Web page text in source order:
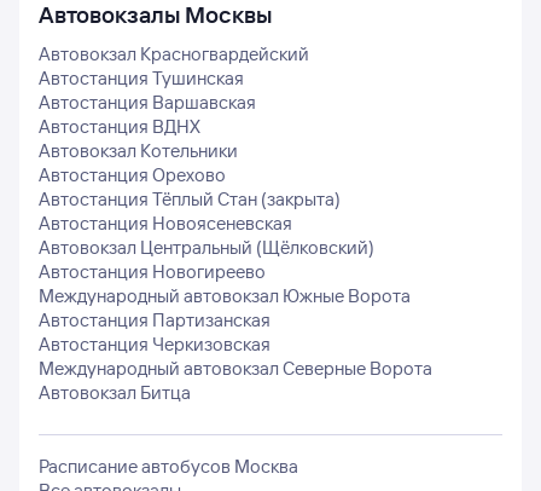
Автовокзалы Москвы
Автовокзал Красногвардейский
Автостанция Тушинская
Автостанция Варшавская
Автостанция ВДНХ
Автовокзал Котельники
Автостанция Орехово
Автостанция Тёплый Стан (закрыта)
Автостанция Новоясеневская
Автовокзал Центральный (Щёлковский)
Автостанция Новогиреево
Международный автовокзал Южные Ворота
Автостанция Партизанская
Автостанция Черкизовская
Международный автовокзал Северные Ворота
Автовокзал Битца
Расписание автобусов Москва